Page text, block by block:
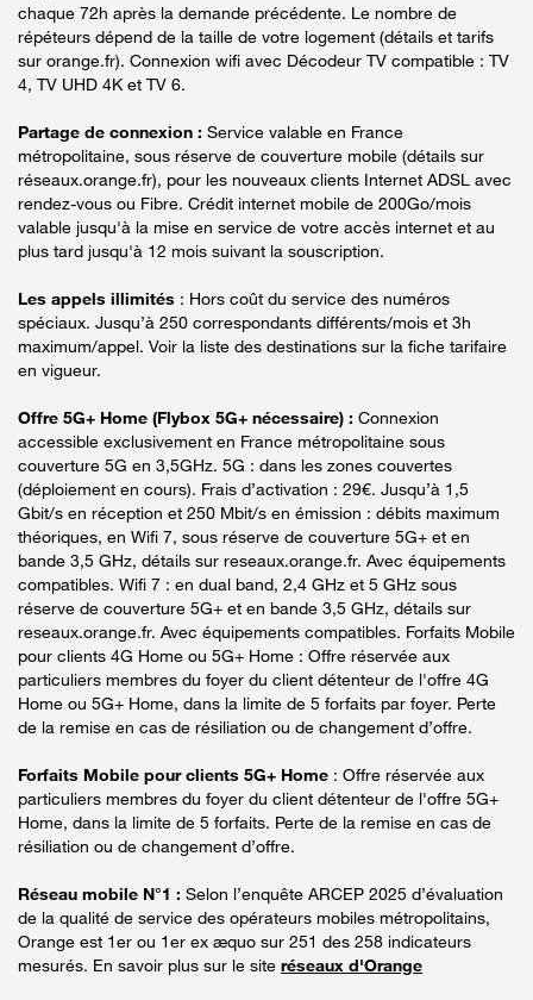
chaque 72h après la demande précédente. Le nombre de
répéteurs dépend de la taille de votre logement (détails et tarifs
sur orange.fr). Connexion wifi avec Décodeur TV compatible : TV
4, TV UHD 4K et TV 6.
Partage de connexion : Service valable en France
métropolitaine, sous réserve de couverture mobile (détails sur
réseaux.orange.fr), pour les nouveaux clients Internet ADSL avec
rendez-vous ou Fibre. Crédit internet mobile de 200Go/mois
valable jusqu'à la mise en service de votre accès internet et au
plus tard jusqu'à 12 mois suivant la souscription.
Les appels illimités : Hors coût du service des numéros
spéciaux. Jusqu’à 250 correspondants différents/mois et 3h
maximum/appel. Voir la liste des destinations sur la fiche tarifaire
en vigueur.
Offre 5G+ Home (Flybox 5G+ nécessaire) : Connexion
accessible exclusivement en France métropolitaine sous
couverture 5G en 3,5GHz. 5G : dans les zones couvertes
(déploiement en cours). Frais d’activation : 29€. Jusqu’à 1,5
Gbit/s en réception et 250 Mbit/s en émission : débits maximum
théoriques, en Wifi 7, sous réserve de couverture 5G+ et en
bande 3,5 GHz, détails sur reseaux.orange.fr. Avec équipements
compatibles. Wifi 7 : en dual band, 2,4 GHz et 5 GHz sous
réserve de couverture 5G+ et en bande 3,5 GHz, détails sur
reseaux.orange.fr. Avec équipements compatibles. Forfaits Mobile
pour clients 4G Home ou 5G+ Home : Offre réservée aux
particuliers membres du foyer du client détenteur de l'offre 4G
Home ou 5G+ Home, dans la limite de 5 forfaits par foyer. Perte
de la remise en cas de résiliation ou de changement d’offre.
Forfaits Mobile pour clients 5G+ Home : Offre réservée aux
particuliers membres du foyer du client détenteur de l'offre 5G+
Home, dans la limite de 5 forfaits. Perte de la remise en cas de
résiliation ou de changement d’offre.
Réseau mobile N°1 : Selon l’enquête ARCEP 2025 d’évaluation
de la qualité de service des opérateurs mobiles métropolitains,
Orange est 1er ou 1er ex æquo sur 251 des 258 indicateurs
mesurés. En savoir plus sur le site réseaux d'Orange